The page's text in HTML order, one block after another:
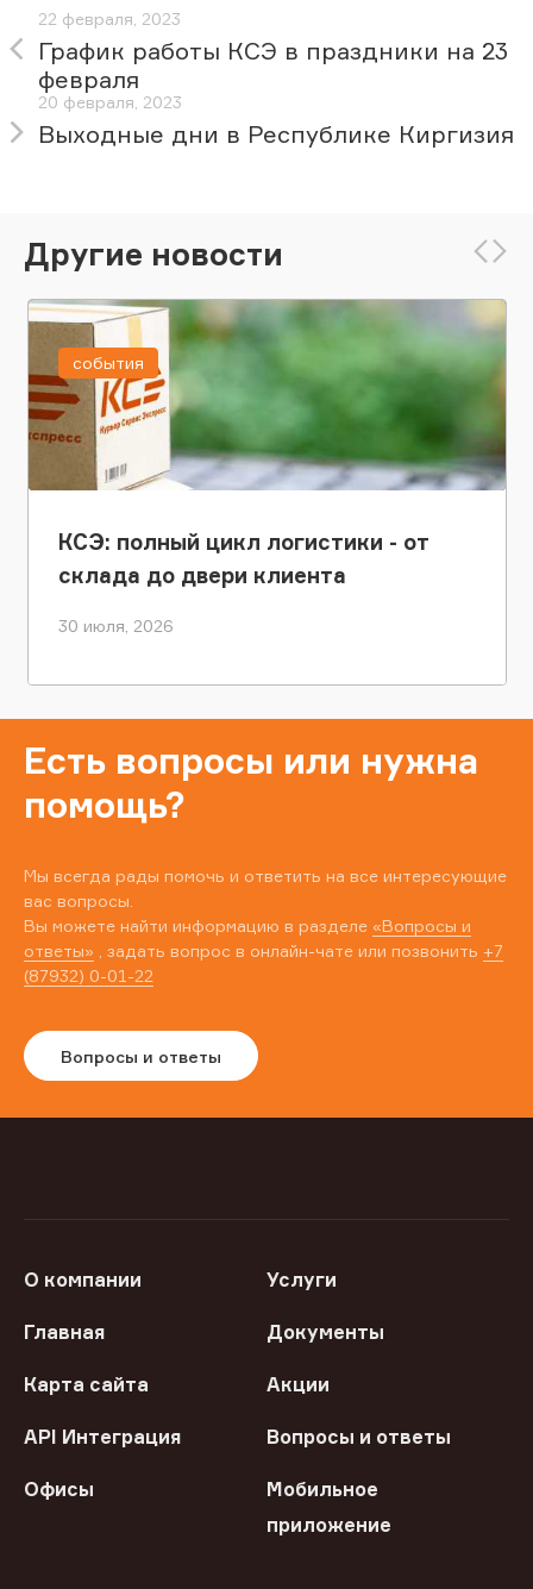
22 февраля, 2023
График работы КСЭ в праздники на 23
февраля
20 февраля, 2023
Выходные дни в Республике Киргизия
Другие новости
КСЭ: полный цикл логистики - от
склада до двери клиента
30 июля, 2026
события
Есть вопросы или нужна
помощь?
Мы всегда рады помочь и ответить на все интересующие
вас вопросы.
Вы можете найти информацию в разделе «Вопросы и
ответы» , задать вопрос в онлайн-чате или позвонить +7
(87932) 0-01-22
Вопросы и ответы
О компании Услуги
Главная Документы
Карта сайта Акции
API Интеграция Вопросы и ответы
Офисы
Мобильное
приложение